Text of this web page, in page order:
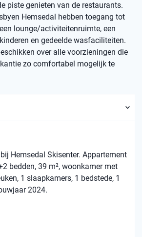
piste genieten van de restaurants.
Hemsedal hebben toegang tot
lounge/activiteitenruimte, een
en gedeelde wasfaciliteiten.
over alle voorzieningen die
zo comfortabel mogelijk te
Hemsedal Skisenter. Appartement
bedden, 39 m², woonkamer met
1 slaapkamers, 1 bedstede, 1
2024.